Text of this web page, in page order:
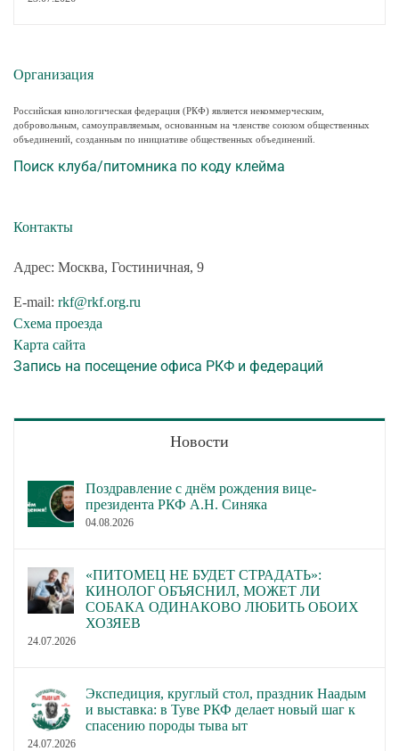
Организация
Российская кинологическая федерация (РКФ) является некоммерческим,
добровольным, самоуправляемым, основанным на членстве союзом общественных
объединений, созданным по инициативе общественных объединений.
Поиск клуба/питомника по коду клейма
Контакты
Адрес: Москва, Гостиничная, 9
E-mail: rkf@rkf.org.ru
Схема проезда
Карта сайта
Запись на посещение офиса РКФ и федераций
Новости
Поздравление с днём рождения вице-
президента РКФ А.Н. Синяка
04.08.2026
«ПИТОМЕЦ НЕ БУДЕТ СТРАДАТЬ»:
КИНОЛОГ ОБЪЯСНИЛ, МОЖЕТ ЛИ
СОБАКА ОДИНАКОВО ЛЮБИТЬ ОБОИХ
ХОЗЯЕВ
24.07.2026
Экспедиция, круглый стол, праздник Наадым
и выставка: в Туве РКФ делает новый шаг к
спасению породы тыва ыт
24.07.2026